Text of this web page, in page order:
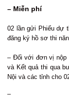
– Miễn phí
02 lần gửi Phiếu dự
đăng ký hồ sơ thi
– Đối với đơn vị nộp
và Kết quả thi qua
Nội và các tỉnh cho
–